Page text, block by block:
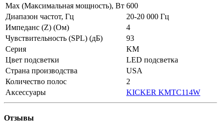
Max (Максимальная мощность), Вт 600
Диапазон частот, Гц
20-20 000 Гц
Импеданс (Z) (Ом)
4
Чувствительность (SPL) (дБ)
93
Серия
KM
Цвет подсветки
LED подсветка
Страна производства
USA
Количество полос
2
Аксессуары
KICKER KMTC114W
Отзывы